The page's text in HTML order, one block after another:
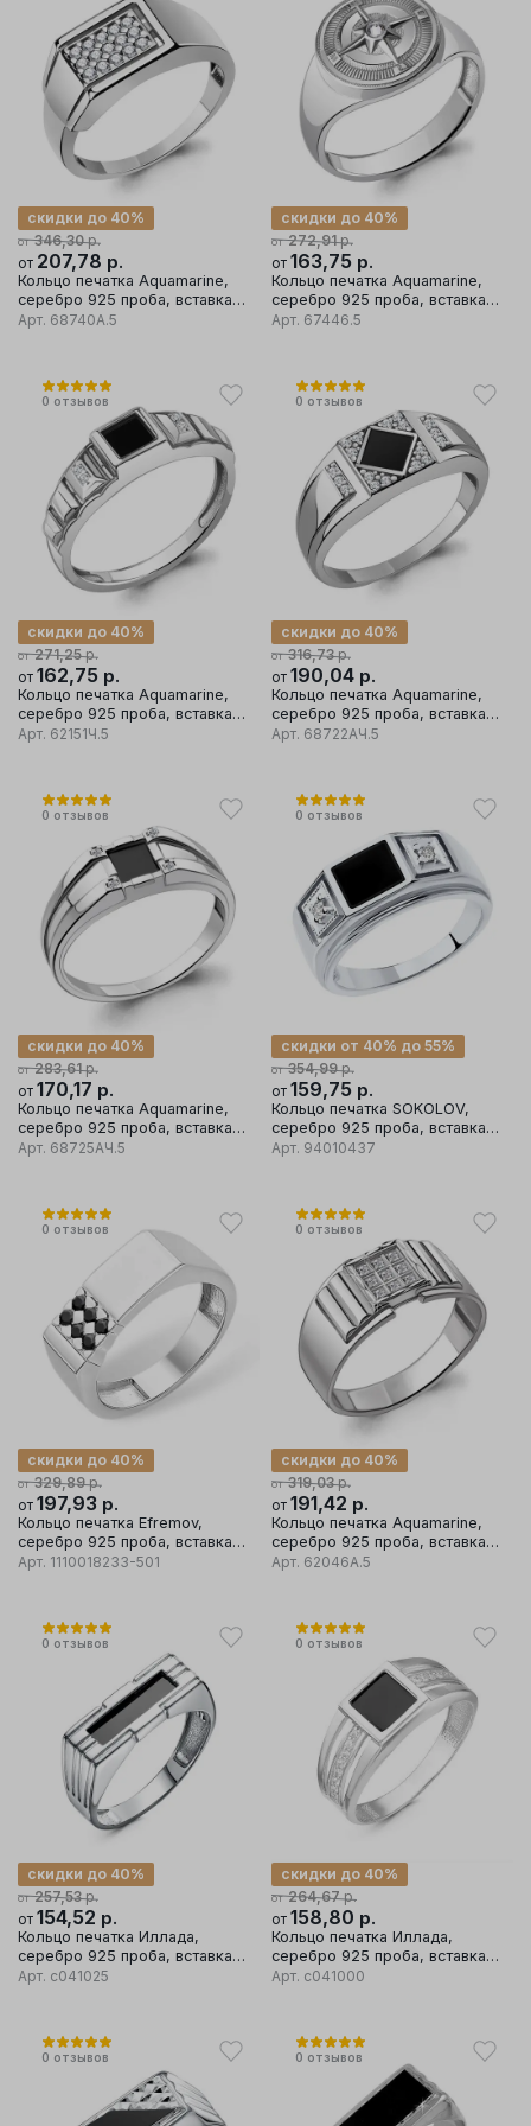
от 346,30р.
скидки до 40%
от 207,78 р.
Кольцо печатка Aquamarine,
серебро 925 проба, вставка
фианит
Арт. 68740А.5
от 272,91р.
скидки до 40%
от 163,75 р.
Кольцо печатка Aquamarine,
серебро 925 проба, вставка
фианит
Арт. 67446.5
0 отзывов
от 271,25р.
скидки до 40%
от 162,75 р.
Кольцо печатка Aquamarine,
серебро 925 проба, вставка
фианит
Арт. 62151Ч.5
0 отзывов
от 316,73р.
скидки до 40%
от 190,04 р.
Кольцо печатка Aquamarine,
серебро 925 проба, вставка
фианит
Арт. 68722АЧ.5
0 отзывов
от 283,61р.
скидки до 40%
от 170,17 р.
Кольцо печатка Aquamarine,
серебро 925 проба, вставка
фианит
Арт. 68725АЧ.5
0 отзывов
от 354,99р.
скидки от 40% до 55%
от 159,75 р.
Кольцо печатка SOKOLOV,
серебро 925 проба, вставка
фианит/эмаль
Арт. 94010437
0 отзывов
от 329,89р.
скидки до 40%
от 197,93 р.
Кольцо печатка Efremov,
серебро 925 проба, вставка
фианит
Арт. 1110018233-501
0 отзывов
от 319,03р.
скидки до 40%
от 191,42 р.
Кольцо печатка Aquamarine,
серебро 925 проба, вставка
фианит
Арт. 62046А.5
0 отзывов
от 257,53р.
скидки до 40%
от 154,52 р.
Кольцо печатка Иллада,
серебро 925 проба, вставка
фианит
Арт. с041025
0 отзывов
от 264,67р.
скидки до 40%
от 158,80 р.
Кольцо печатка Иллада,
серебро 925 проба, вставка
фианит
Арт. с041000
0 отзывов 0 отзывов